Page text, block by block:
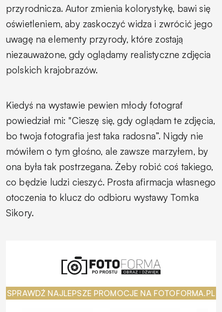
przyrodnicza. Autor zmienia kolorystykę, bawi się
oświetleniem, aby zaskoczyć widza i zwrócić jego
uwagę na elementy przyrody, które zostają
niezauważone, gdy oglądamy realistyczne zdjęcia
polskich krajobrazów.
Kiedyś na wystawie pewien młody fotograf
powiedział mi: "Cieszę się, gdy oglądam te zdjęcia,
bo twoja fotografia jest taka radosna”. Nigdy nie
mówiłem o tym głośno, ale zawsze marzyłem, by
ona była tak postrzegana. Żeby robić coś takiego,
co będzie ludzi cieszyć.Prosta afirmacja własnego
otoczenia to klucz do odbioru wystawy Tomka
Sikory.
SPRAWDŹ NAJLEPSZE PROMOCJE NA FOTOFORMA.PL